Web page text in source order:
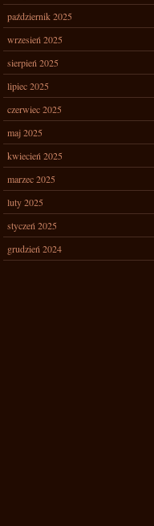
październik 2025
wrzesień 2025
sierpień 2025
lipiec 2025
czerwiec 2025
maj 2025
kwiecień 2025
marzec 2025
luty 2025
styczeń 2025
grudzień 2024